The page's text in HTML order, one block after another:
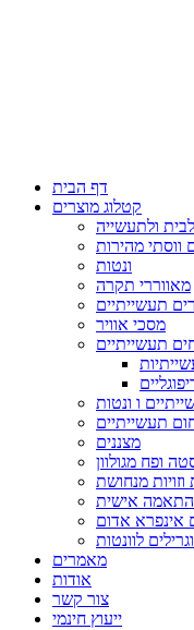
דף הבית
קטלוג מוצרים
ולתעשייה
ווסתי מהירות
ונטות
מאווררי תקרה
תעשייתיים
מסכי אוויר
תעשייתיים
ו ונטות
תעשייתיים
מצננים
ופח מגולוון
וזויות מנחושת
אישית
אינפרא אדום
לוונטות
מאמרים
אודות
צור קשר
ייעוץ חינמי